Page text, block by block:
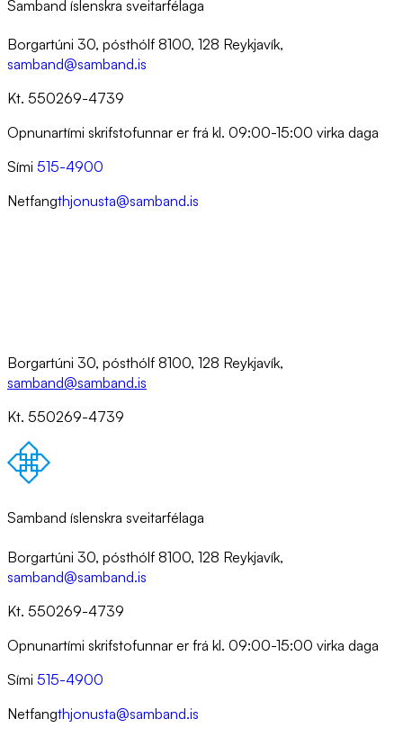
Samband íslenskra sveitarfélaga
Borgartúni 30, pósthólf 8100, 128 Reykjavík,
samband@samband.is
Kt. 550269-4739
Opnunartími skrifstofunnar er frá kl. 09:00-15:00 virka daga
Sími 515-4900
Netfangthjonusta@samband.is
Borgartúni 30, pósthólf 8100, 128 Reykjavík,
samband@samband.is
Kt. 550269-4739
Samband íslenskra sveitarfélaga
Borgartúni 30, pósthólf 8100, 128 Reykjavík,
samband@samband.is
Kt. 550269-4739
Opnunartími skrifstofunnar er frá kl. 09:00-15:00 virka daga
Sími 515-4900
Netfangthjonusta@samband.is